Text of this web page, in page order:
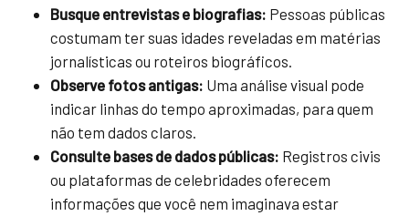
Busque entrevistas e biografias: Pessoas públicas
costumam ter suas idades reveladas em matérias
jornalísticas ou roteiros biográficos.
Observe fotos antigas: Uma análise visual pode
indicar linhas do tempo aproximadas, para quem
não tem dados claros.
Consulte bases de dados públicas: Registros civis
ou plataformas de celebridades oferecem
informações que você nem imaginava estar